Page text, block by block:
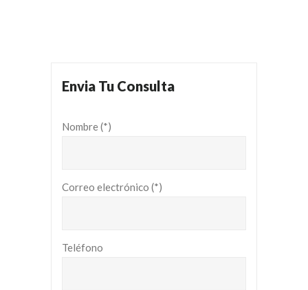
Envia Tu Consulta
Nombre (*)
Correo electrónico (*)
Teléfono